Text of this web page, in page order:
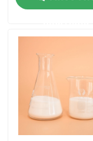
Βίντεο
Σχετικά με εμάς
Γύρος